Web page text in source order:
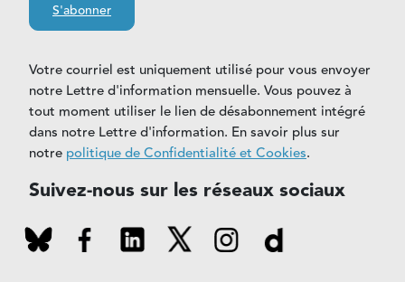
S'abonner
Votre courriel est uniquement utilisé pour vous envoyer
notre Lettre d'information mensuelle. Vous pouvez à
tout moment utiliser le lien de désabonnement intégré
dans notre Lettre d'information. En savoir plus sur
notre politique de Confidentialité et Cookies.
Suivez-nous sur les réseaux sociaux